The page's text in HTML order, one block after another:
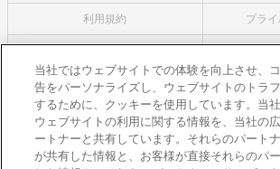
利用規約 プラ
オークネットのその他のサービス
バイク関連サービス
中古バイクを探すならバイクの窓口
レンタルバイクに乗るならモトオークレンタルバイ
当社ではウェブサイトでの体験を向上させ、
告をパーソナライズし、ウェブサイトのトラ
するために、クッキーを使用しています。当
ウェブサイトの利用に関する情報を、当社の
ートナーと共有しています。それらのパート
が共有した情報と、お客様が直接それらのパ